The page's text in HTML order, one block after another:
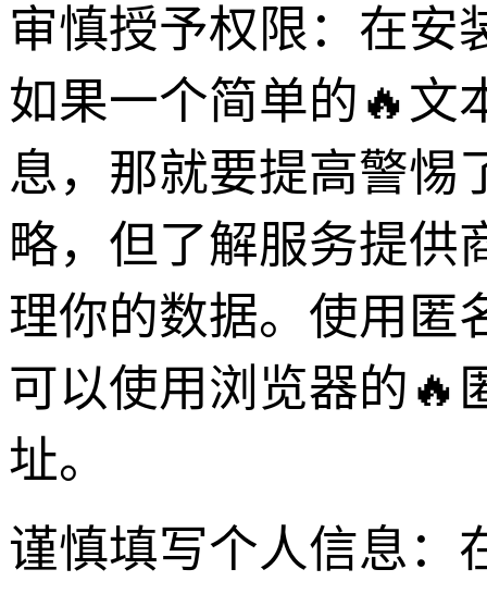
审慎授予权限：在安
如果一个简单的🔥文
息，那就要提高警惕
略，但了解服务提供
理你的数据。使用匿
可以使用浏览器的🔥
址。
谨慎填写个人信息：